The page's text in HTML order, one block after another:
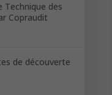
Technique des
Copraudit
de découverte